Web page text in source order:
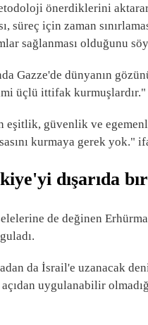
önerdiklerini
süreç için zaman
sağlanması olduğunu
Gazze'de dünyanın
üçlü ittifak kurmuşlardır."
eşitlik, güvenlik ve
kurmaya gerek yok."
dışarıda
de değinen
da İsrail'e uzanacak
uygulanabilir